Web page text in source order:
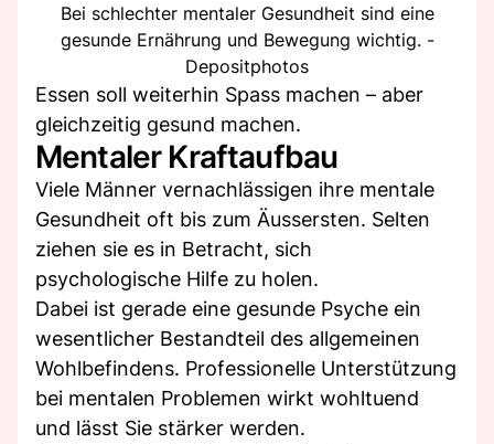
Bei schlechter mentaler Gesundheit sind eine
gesunde Ernährung und Bewegung wichtig. -
Depositphotos
Essen soll weiterhin Spass machen – aber
gleichzeitig gesund machen.
Mentaler Kraftaufbau
Viele Männer vernachlässigen ihre mentale
Gesundheit oft bis zum Äussersten. Selten
ziehen sie es in Betracht, sich
psychologische Hilfe zu holen.
Dabei ist gerade eine gesunde Psyche ein
wesentlicher Bestandteil des allgemeinen
Wohlbefindens. Professionelle Unterstützung
bei mentalen Problemen wirkt wohltuend
und lässt Sie stärker werden.